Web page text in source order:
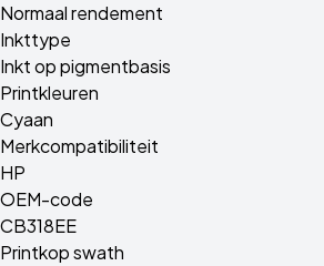
Normaal rendement
Inkttype
Inkt op pigmentbasis
Printkleuren
Cyaan
Merkcompatibiliteit
HP
OEM-code
CB318EE
Printkop swath